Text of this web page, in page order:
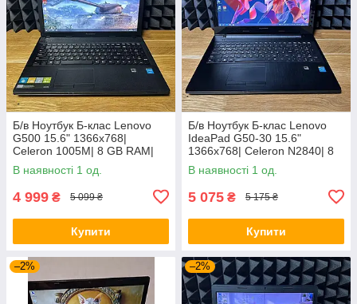
Б/в Ноутбук Б-клас Lenovo
G500 15.6" 1366x768|
Celeron 1005M| 8 GB RAM|
128 GB SSD| HD
В наявності 1 од.
4 999 ₴ 5 099 ₴
Купити
Б/в Ноутбук Б-клас Lenovo
IdeaPad G50-30 15.6"
1366x768| Celeron N2840| 8
GB RAM| 128 GB SSD| HD
В наявності 1 од.
5 075 ₴ 5 175 ₴
Купити
–2% –2%